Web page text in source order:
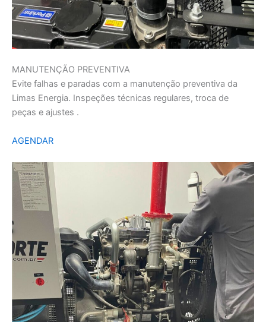
MANUTENÇÃO PREVENTIVA
Evite falhas e paradas com a manutenção preventiva da
Limas Energia. Inspeções técnicas regulares, troca de
peças e ajustes .
AGENDAR